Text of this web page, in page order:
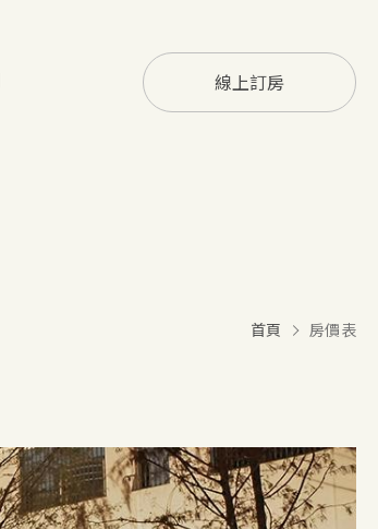
線上訂房
首頁 房價表